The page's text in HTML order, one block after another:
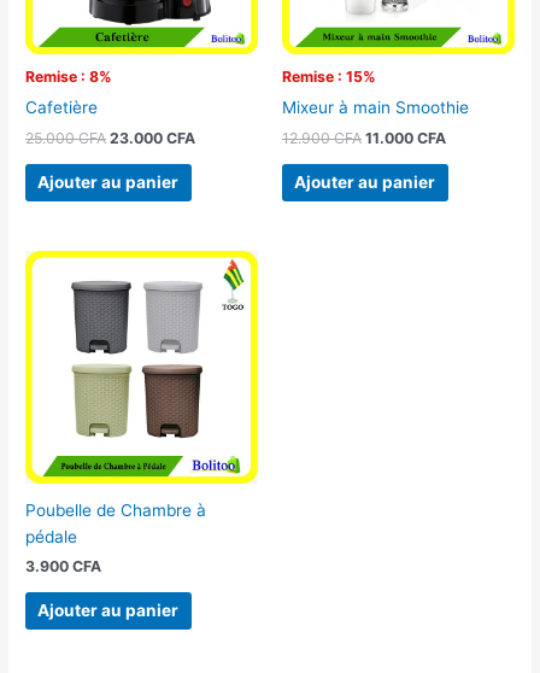
Remise : 8%
Cafetière
25.000CFA 23.000CFA
Ajouter au panier
Remise : 15%
Mixeur à main Smoothie
12.900CFA 11.000 CFA
Ajouter au panier
Poubelle de Chambre à
pédale
3.900CFA
Ajouter au panier